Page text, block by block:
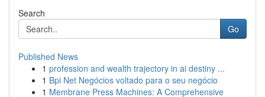
Search
Go
Published News
1 profession and wealth trajectory in ai destiny ...
1 Bpi Net Negócios voltado para o seu negócio
1 Membrane Press Machines: A Comprehensive